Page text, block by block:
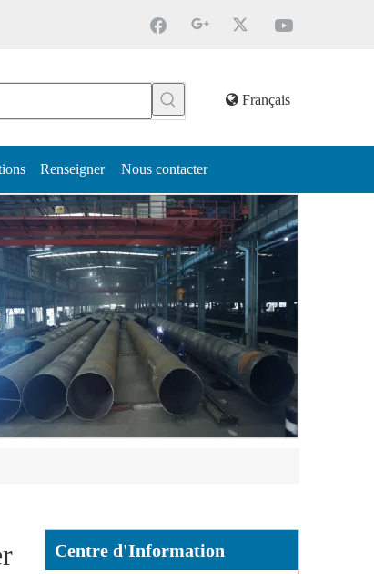
Français
Renseigner Nous contacter
Centre d'Information